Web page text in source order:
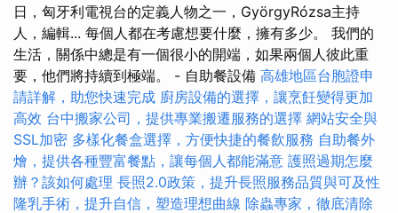
日，匈牙利電視台的定義人物之一，GyörgyRózsa主持
人，編輯... 每個人都在考慮想要什麼，擁有多少。 我們的
生活，關係中總是有一個很小的開端，如果兩個人彼此重
要，他們將持續到極端。 - 自助餐設備 高雄地區台胞證申
請詳解，助您快速完成 廚房設備的選擇，讓烹飪變得更加
高效 台中搬家公司，提供專業搬遷服務的選擇 網站安全與
SSL加密 多樣化餐盒選擇，方便快捷的餐飲服務 自助餐外
燴，提供各種豐富餐點，讓每個人都能滿意 護照過期怎麼
辦？該如何處理 長照2.0政策，提升長照服務品質與可及性
隆乳手術，提升自信，塑造理想曲線 除蟲專家，徹底清除